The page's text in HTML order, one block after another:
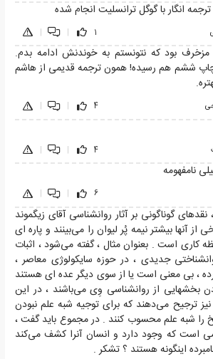
انگار با گوگل ترانسلیت انجام شده
1
|
|
مزخرف بود که نتونستم به خوندنش ادامه بدم.
چاپ ششم هم رسیده! همون ترجمه قدیمی از هاشم
4
|
|
4
|
|
نامفهومه
6
|
|
گوناگونی بر آثار روانشناسی آقای زیگموند
از آنها بیشتر نیمه پُر لیوان را می‌بینند و پاره ای
کاری است . بعنوان مثال ، گفته می‌شود ، اثبات
جدیدی ، در حوزه سایکولوژی معاصر ،
، بی معنی است یا از سوی دیگر عده ای هستند
بخشهایی از روانشناسی وِی می‌باشند ، در این
نیز ترجیح می‌دهند که برای توجیه شبه علم نبودن
را شبه علم محسوب کنند . در مجموع باید گفت ،
است که وجود دارد و انسان آنرا کشف می‌کند
اینگونه هستند ؟ تشکر .